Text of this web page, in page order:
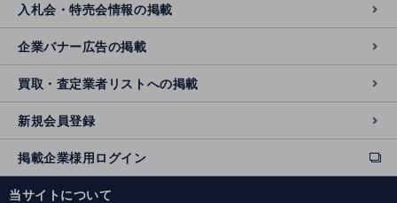
入札会・特売会情報の掲載
企業バナー広告の掲載
買取・査定業者リストへの掲載
新規会員登録
掲載企業様用ログイン
ext
e
当サイトについて